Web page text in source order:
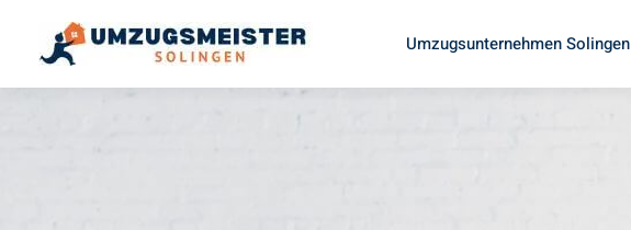
Umzugsunternehmen Solingen